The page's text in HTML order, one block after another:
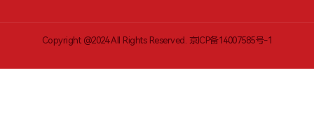
Copyright @2024 All Rights Reserved. 京ICP备14007585号-1